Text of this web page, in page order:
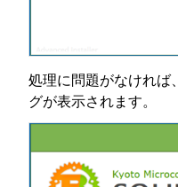
処理に問題がなければ
グが表示されます。